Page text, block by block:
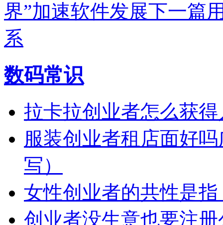
界”加速软件发展下一篇
系
数码常识
拉卡拉创业者怎么获
服装创业者租店面好
写）
女性创业者的共性是
创业者没生意也要注